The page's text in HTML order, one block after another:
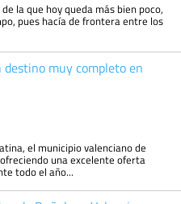
la que hoy queda más bien poco,
pues hacía de frontera entre los
destino muy completo en
el municipio valenciano de
una excelente oferta
todo el año...